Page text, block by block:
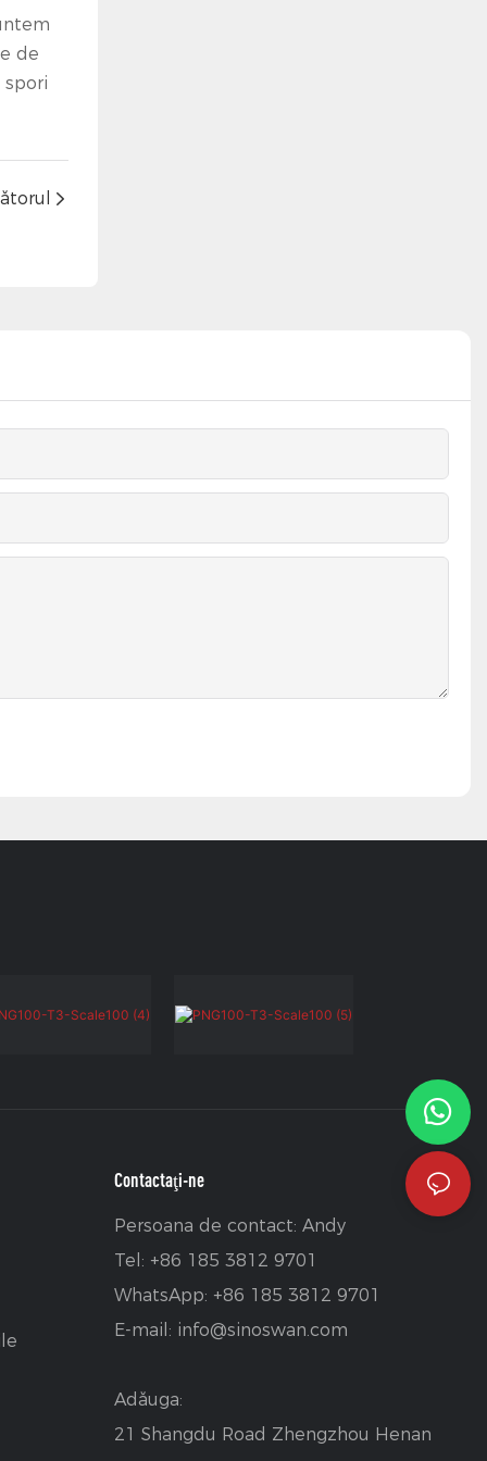
de
spori
Contactaţi-ne
Persoana de contact: Andy
Tel: +86 185 3812 9701
WhatsApp: +86 185 3812 9701
E-mail: info@sinoswan.com
Adăuga:
21 Shangdu Road Zhengzhou Henan